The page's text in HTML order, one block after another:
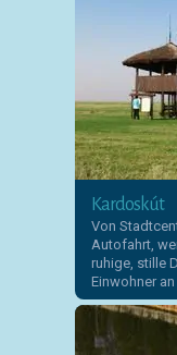
Kardoskút
Von
Autofahrt,
ruhige, stille
Einwohner